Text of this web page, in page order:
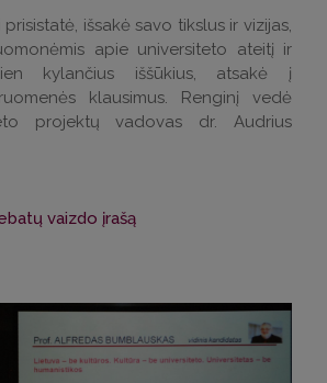
išsakė savo tikslus ir vizijas,
apie universiteto ateitį ir
kylančius iššūkius, atsakė į
klausimus. Renginį vedė
projektų vadovas dr. Audrius
vaizdo įrašą